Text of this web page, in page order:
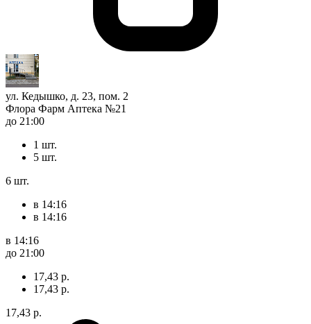
ул. Кедышко, д. 23, пом. 2
Флора Фарм Аптека №21
до 21:00
1 шт.
5 шт.
6 шт.
в 14:16
в 14:16
в 14:16
до 21:00
17,43 р.
17,43 р.
17,43 р.